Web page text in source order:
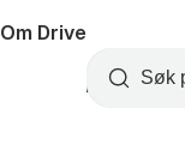
Startside
Om Drive
Opprett
konto
Søk